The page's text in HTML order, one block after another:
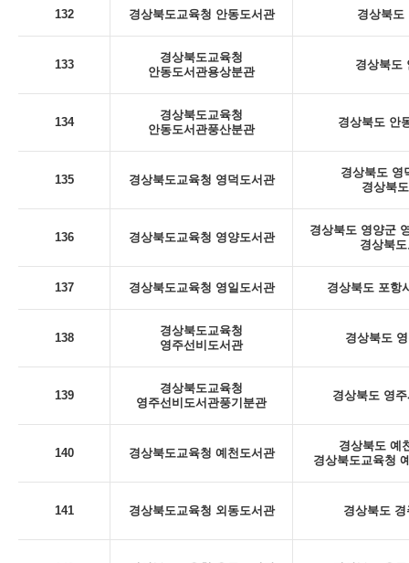
132 경상북도교육청 안동도서관 경상북도
133
경상북도교육청
안동도서관용상분관
경상북도
134
경상북도교육청
안동도서관풍산분관
경상북도 안
135 경상북도교육청 영덕도서관
경상북도 영
경상북
136 경상북도교육청 영양도서관
경상북도 영양군
경상북
137 경상북도교육청 영일도서관 경상북도 포항
138
경상북도교육청
영주선비도서관
경상북도
139
경상북도교육청
영주선비도서관풍기분관
경상북도 영
140 경상북도교육청 예천도서관
경상북도 예
경상북도교육청
141 경상북도교육청 외동도서관 경상북도